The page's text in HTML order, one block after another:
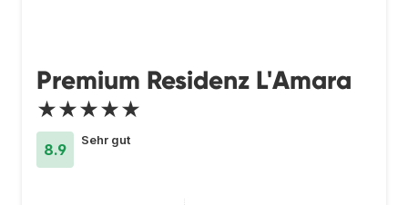
Premium Residenz L'Amara
★★★★★
8.9
Sehr gut